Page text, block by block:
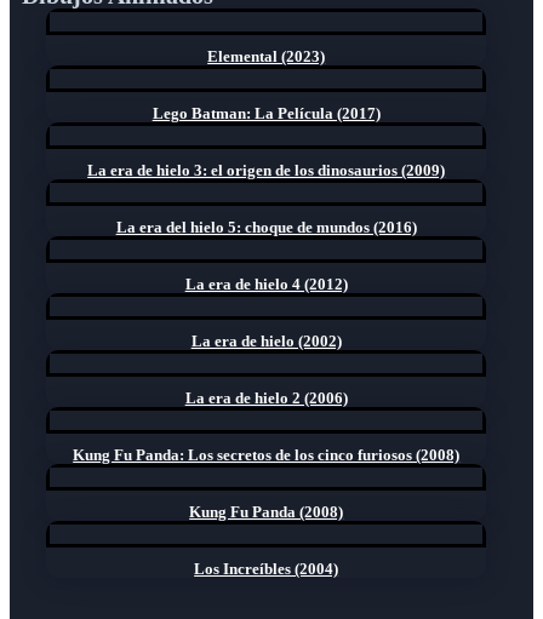
Elemental (2023)
Lego Batman: La Película (2017)
La era de hielo 3: el origen de los dinosaurios (2009)
La era del hielo 5: choque de mundos (2016)
La era de hielo 4 (2012)
La era de hielo (2002)
La era de hielo 2 (2006)
Kung Fu Panda: Los secretos de los cinco furiosos (2008)
Kung Fu Panda (2008)
Los Increíbles (2004)